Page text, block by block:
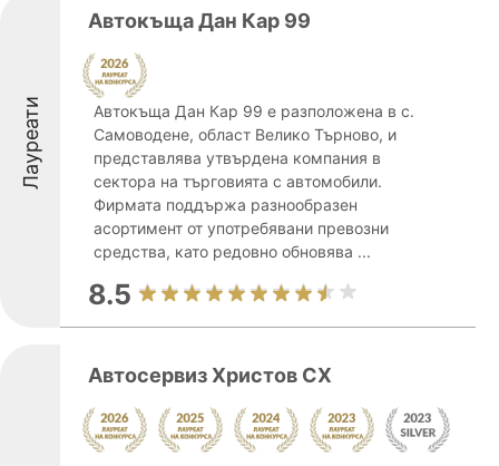
Лауреати
Автокъща Дан Кар 99
Автокъща Дан Кар 99 е разположена в с.
Самоводене, област Велико Търново, и
представлява утвърдена компания в
сектора на търговията с автомобили.
Фирмата поддържа разнообразен
асортимент от употребявани превозни
средства, като редовно обновява ...
8.5
Автосервиз Христов СХ